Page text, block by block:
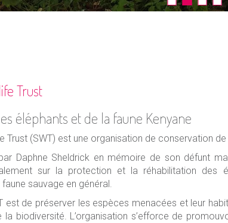
Trust
éléphants et de la faune Kenyane
Trust (SWT) est une organisation de conservation
Daphne Sheldrick en mémoire de son défunt
sur la protection et la réhabilitation des
sauvage en général.
est de préserver les espèces menacées et leur
biodiversité. L’organisation s’efforce de